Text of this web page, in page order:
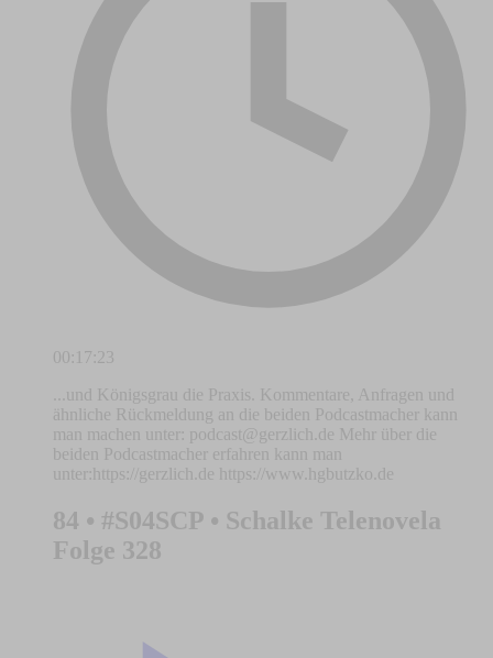
00:17:23
...und Königsgrau die Praxis. Kommentare, Anfragen und
ähnliche Rückmeldung an die beiden Podcastmacher kann
man machen unter: podcast@gerzlich.de Mehr über die
beiden Podcastmacher erfahren kann man
unter:https://gerzlich.de https://www.hgbutzko.de
84 • #S04SCP • Schalke Telenovela
Folge 328